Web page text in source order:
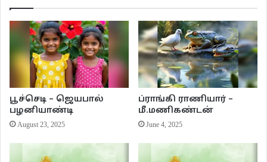
அங்கு வசித்த நரியொன்று
ஆகாரம் தேடி அலைந்தது.
அங்கும் இங்கும் இரைதேடி
அலைந்து திரிந்து போகையிலே
அதன் பின்னொரு புலியும்
அடி தொடர்ந்து வந்திற்று
பயந்து போன நரியாரும்
பாய்ந்து ஓடிச் செல்கையில்
பூச்செடி – ஜெயபால்
பழனியாண்டி
August 23, 2025
ப்ராங்கி ராணியார் –
மீ.மணிகண்டன்
June 4, 2025